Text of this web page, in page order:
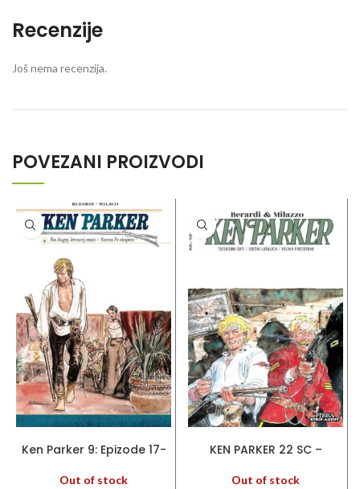
Recenzije
Još nema recenzija.
POVEZANI PROIZVODI
Ken Parker 9: Epizode 17-
Out of stock
KEN PARKER 22 SC –
lutalica – Velika
Out of stock